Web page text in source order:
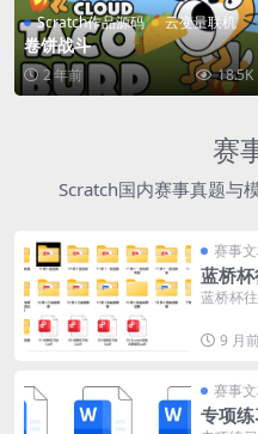
Scratch作品源码 云变量联机
卷饼战斗
2 年前 18.5K
赛
Scratch国内赛事真题与
赛事
蓝桥
蓝桥杯
9 月
赛事
专项